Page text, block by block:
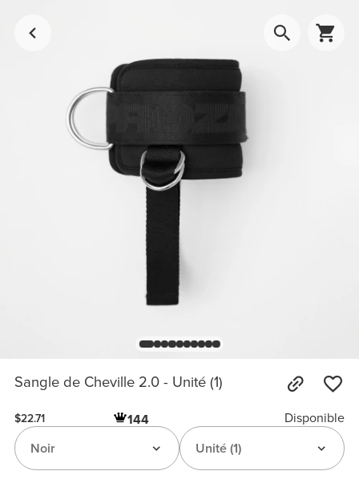
Sangle de Cheville 2.0 - Unité (1)
$22.71 144
Disponible
Unité (1)
Noir